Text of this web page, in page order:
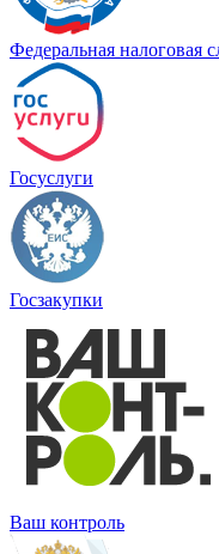
Федеральная налоговая
Госуслуги
Госзакупки
Ваш контроль